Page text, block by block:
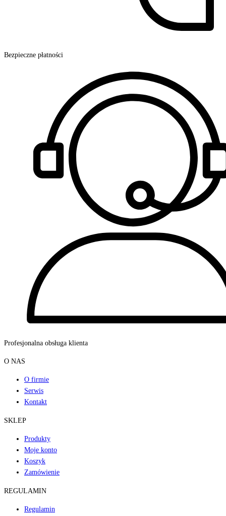
Bezpieczne płatności
Profesjonalna obsługa klienta
O NAS
O firmie
Serwis
Kontakt
SKLEP
Produkty
Moje konto
Koszyk
Zamówienie
REGULAMIN
Regulamin